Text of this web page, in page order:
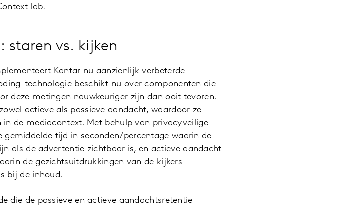
lab.
staren vs. kijken
Kantar nu aanzienlijk verbeterde
technologie beschikt nu over componenten die
deze metingen nauwkeuriger zijn dan ooit tevoren.
actieve als passieve aandacht, waardoor ze
de mediacontext. Met behulp van privacyveilige
gemiddelde tijd in seconden/percentage waarin de
als de advertentie zichtbaar is, en actieve aandacht
de gezichtsuitdrukkingen van de kijkers
bij de inhoud.
die de passieve en actieve aandachtsretentie